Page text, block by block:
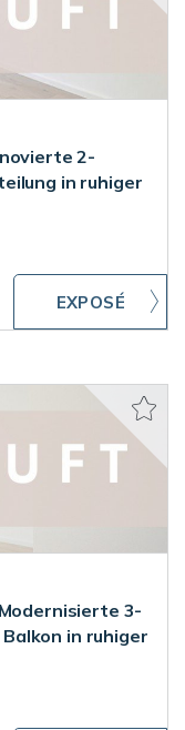
2-
in ruhiger
3-
in ruhiger